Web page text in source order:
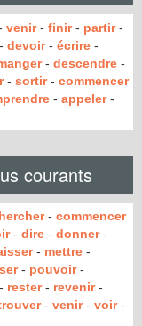
venir- finir- partir-
- devoir- écrire -
- descendre -
- sortir- commencer
- appeler-
courants
- commencer
- dire - donner-
- mettre -
- pouvoir-
- rester- revenir-
- venir- voir-